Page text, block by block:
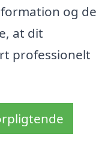
og de
at dit
professionelt